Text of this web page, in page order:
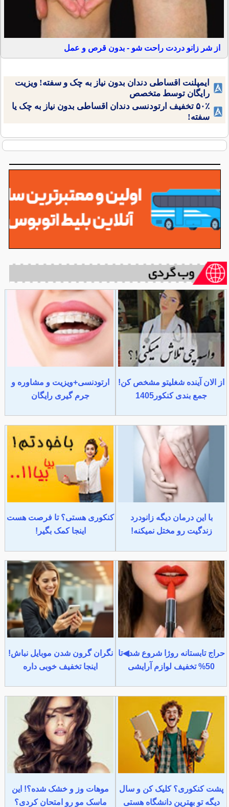
از شر زانو دردت راحت شو - بدون قرص و عمل
ایمپلنت اقساطی دندان بدون نیاز به چک و سفته! ویزیت
رایگان توسط متخصص
۵۰٪ تخفیف ارتودنسی دندان اقساطی بدون نیاز به چک یا
سفته!
از الان آینده شغلیتو مشخص کن!
جمع بندی کنکور1405
ارتودنسی+ویزیت و مشاوره و
جرم گیری رایگان
با این درمان دیگه زانودرد
زندگیت رو مختل نمیکنه!
کنکوری هستی؟ تا فرصت هست
اینجا کمک بگیر!
حراج تابستانه روژا شروع شد◀تا
50% تخفیف لوازم آرایشی
نگران گرون شدن موبایل نباش!
اینجا تخفیف خوبی داره
پشت کنکوری؟ کلیک کن و سال
دیگه تو بهترین دانشگاه هستی
موهات وز و خشک شده؟! این
ماسک مو رو امتحان کردی؟